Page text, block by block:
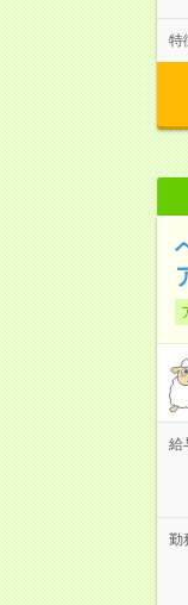
特
給
勤